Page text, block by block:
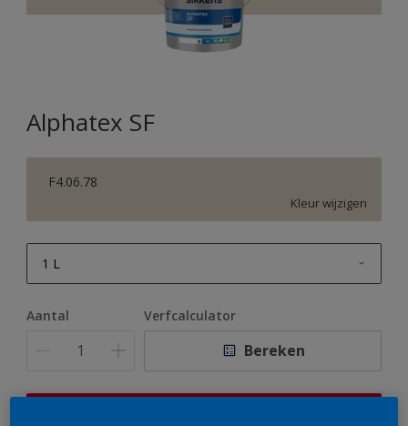
Alphatex SF
F4.06.78
Kleur wijzigen
1 L
10 L
Aantal Verfcalculator
Bereken